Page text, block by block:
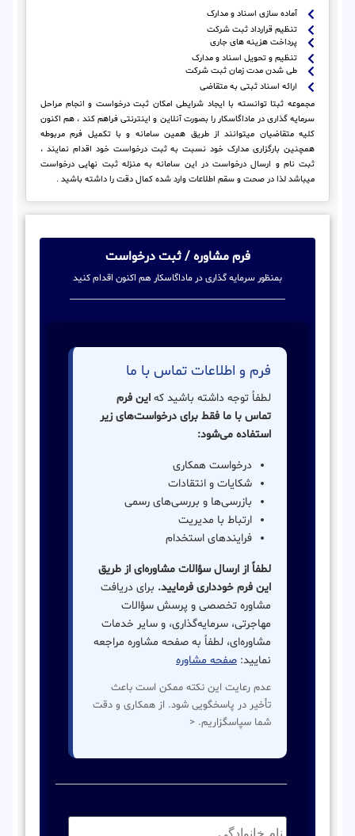
آماده سازی اسناد و مدارک
تنظیم قرارداد ثبت شرکت
پرداخت هزینه های جاری
تنظیم و تحویل اسناد و مدارک
طی شدن مدت زمان ثبت شرکت
ارائه اسناد ثبتی به متقاضی
مجموعه ثبتا توانسته با ایجاد شرایطی امکان ثبت درخواست و انجام مراحل
سرمایه گذاری در ماداگاسکار را بصورت آنلاین و اینترنتی فراهم کند ، هم اکنون
کلیه متقاضیان میتوانند از طریق همین سامانه و با تکمیل فرم مربوطه
همچنین بارگزاری مدارک خود نسبت به ثبت درخواست خود اقدام نمایند ،
ثبت نام و ارسال درخواست در این سامانه به منزله ثبت نهایی درخواست
میباشد لذا در صحت و سقم اطلاعات وارد شده کمال دقت را داشته باشید .
فرم مشاوره / ثبت درخواست
بمنظور سرمایه گذاری در ماداگاسکار هم اکنون اقدام کنید
فرم و اطلاعات تماس با ما
لطفاً توجه داشته باشید که این فرم
تماس با ما فقط برای درخواست‌های زیر
استفاده می‌شود:
درخواست همکاری
شکایات و انتقادات
بازرسی‌ها و بررسی‌های رسمی
ارتباط با مدیریت
فرایندهای استخدام
لطفاً از ارسال سؤالات مشاوره‌ای از طریق
این فرم خودداری فرمایید. برای دریافت
مشاوره تخصصی و پرسش سؤالات
مهاجرتی، سرمایه‌گذاری، و سایر خدمات
مشاوره‌ای، لطفاً به صفحه مشاوره مراجعه
نمایید: صفحه مشاوره
عدم رعایت این نکته ممکن است باعث
تأخیر در پاسخگویی شود. از همکاری و دقت
شما سپاسگزاریم. <
نام
خانوادگی: *